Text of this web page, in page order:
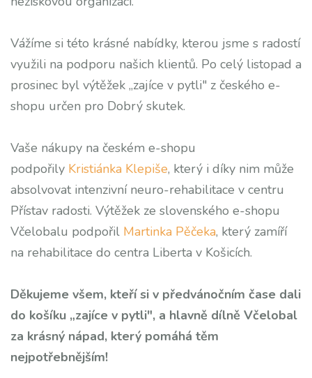
Vážíme si této krásné nabídky, kterou jsme s radostí
využili na podporu našich klientů. Po celý listopad a
prosinec byl výtěžek „zajíce v pytli" z českého e-
shopu určen pro Dobrý skutek.
Vaše nákupy na českém e-shopu
podpořily Kristiánka Klepiše, který i díky nim může
absolvovat intenzivní neuro-rehabilitace v centru
Přístav radosti. Výtěžek ze slovenského e-shopu
Včelobalu podpořil Martinka Pěčeka, který zamíří
na rehabilitace do centra Liberta v Košicích.
Děkujeme všem, kteří si v předvánočním čase dali
do košíku „zajíce v pytli", a hlavně dílně Včelobal
za krásný nápad, který pomáhá těm
nejpotřebnějším!